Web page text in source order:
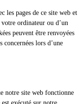
les pages de ce site web et
ordinateur ou d’un
peuvent être renvoyées
concernées lors d’une
notre site web fonctionne